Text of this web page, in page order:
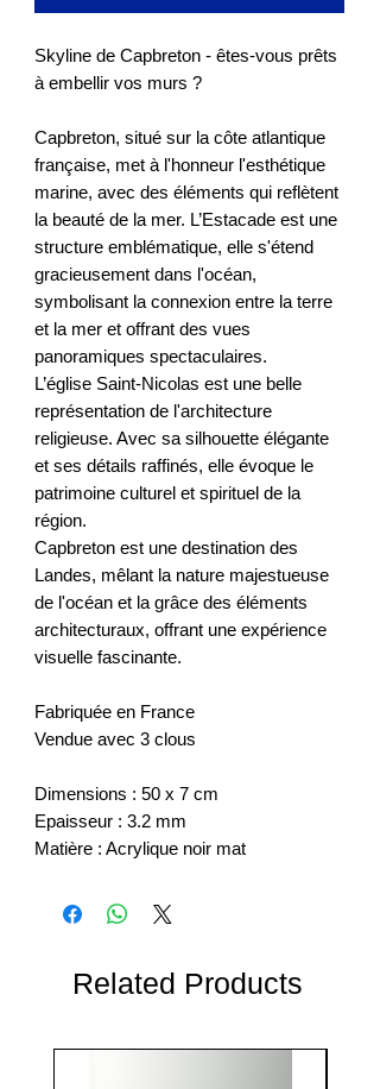
Skyline de Capbreton - êtes-vous prêts
à embellir vos murs ?
Capbreton, situé sur la côte atlantique
française, met à l'honneur l'esthétique
marine, avec des éléments qui reflètent
la beauté de la mer. L’Estacade est une
structure emblématique, elle s'étend
gracieusement dans l'océan,
symbolisant la connexion entre la terre
et la mer et offrant des vues
panoramiques spectaculaires.
L’église Saint-Nicolas est une belle
représentation de l'architecture
religieuse. Avec sa silhouette élégante
et ses détails raffinés, elle évoque le
patrimoine culturel et spirituel de la
région.
Capbreton est une destination des
Landes, mêlant la nature majestueuse
de l'océan et la grâce des éléments
architecturaux, offrant une expérience
visuelle fascinante.
Fabriquée en France
Vendue avec 3 clous
Dimensions : 50 x 7 cm
Epaisseur : 3.2 mm
Matière : Acrylique noir mat
Related Products